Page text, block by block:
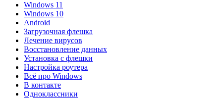
Windows 11
Windows 10
Android
Загрузочная флешка
Лечение вирусов
Восстановление данных
Установка с флешки
Настройка роутера
Всё про Windows
В контакте
Одноклассники